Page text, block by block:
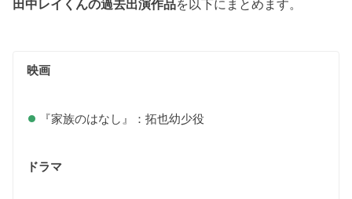
田中レイくんの過去出演作品を以下にまとめます。
映画
『家族のはなし』：拓也幼少役
ドラマ